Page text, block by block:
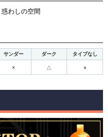
惑わしの空間
サンダー ダーク タイプなし
× △ ○